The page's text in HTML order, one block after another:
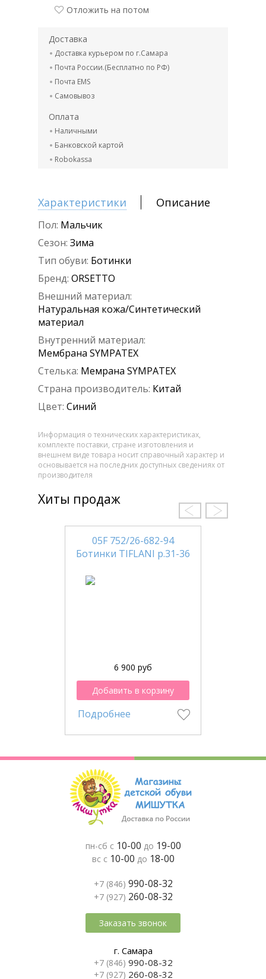
Отложить на потом
Доставка
Доставка курьером по г.Самара
Почта России.(Бесплатно по РФ)
Почта EMS
Самовывоз
Оплата
Наличными
Банковской картой
Robokassa
Характеристики Описание
Пол: Мальчик
Сезон: Зима
Тип обуви: Ботинки
Бренд: ORSETTO
Внешний материал:
Натуральная кожа/Синтетический
материал
Внутренний материал:
Мембрана SYMPATEX
Стелька: Мемрана SYMPATEX
Страна производитель: Китай
Цвет: Синий
Информация о технических характеристиках,
комплекте поставки, стране изготовления и
внешнем виде товара носит справочный характер и
основывается на последних доступных сведениях от
производителя
Хиты продаж
05F 752/26-682-94
Ботинки TIFLANI р.31-36
6 900 руб
Добавить в корзину
Подробнее
пн-сб с 10-00 до 19-00
вс с 10-00 до 18-00
+7 (846) 990-08-32
+7 (927) 260-08-32
Заказать звонок
г. Самара
+7 (846) 990-08-32
+7 (927) 260-08-32